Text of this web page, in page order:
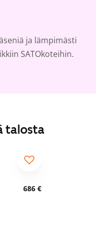
ja lämpimästi
SATOkoteihin.
talosta
686 €